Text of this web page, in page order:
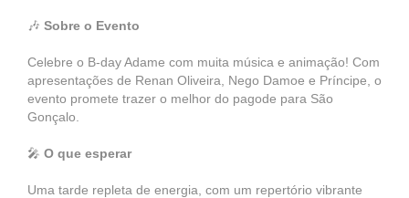
🎶 Sobre o Evento
Celebre o B-day Adame com muita música e animação! Com
apresentações de Renan Oliveira, Nego Damoe e Príncipe, o
evento promete trazer o melhor do pagode para São
Gonçalo.
🎤 O que esperar
Uma tarde repleta de energia, com um repertório vibrante